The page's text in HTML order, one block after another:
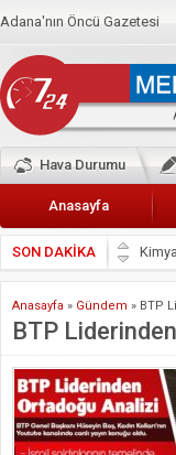
Adana'nın Öncü Gazetesi
Hava Durumu
Anasayfa
SON DAKİKA
HDP
Anasayfa » Gündem » BTP
BTP